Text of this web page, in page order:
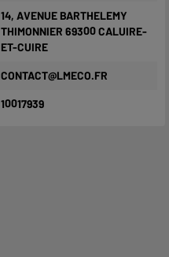
14, AVENUE BARTHELEMY
THIMONNIER 69300 CALUIRE-
ET-CUIRE
CONTACT@LMECO.FR
10017939